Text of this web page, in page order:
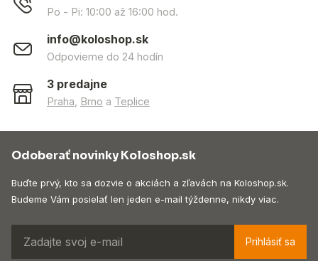
Po - Pi: 10:00 až 16:00 hod.
info@koloshop.sk
Odpovieme do 24 hodín
3 predajne
Praha Brno a Teplice
Odoberať novinky Koloshop.sk
Buďte prvý, kto sa dozvie o akciách a zľavách na Koloshop.sk.
Budeme Vám posielať len jeden e-mail týždenne, nikdy viac.
Prihlásiť sa